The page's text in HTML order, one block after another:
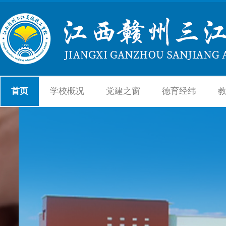
首页 学校概况 党建之窗 德育经纬